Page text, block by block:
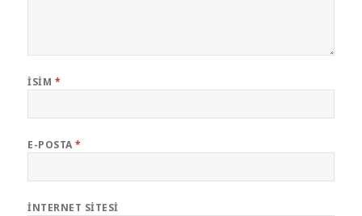
İSIM *
E-POSTA*
İNTERNET SITESI